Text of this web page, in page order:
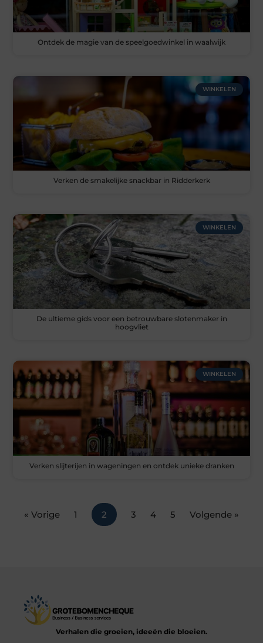
Ontdek de magie van de speelgoedwinkel in waalwijk
WINKELEN
Verken de smakelijke snackbar in Ridderkerk
WINKELEN
De ultieme gids voor een betrouwbare slotenmaker in
hoogvliet
WINKELEN
Verken slijterijen in wageningen en ontdek unieke dranken
« Vorige 1 2 3 4 5 Volgende »
Verhalen die groeien, ideeën die bloeien.